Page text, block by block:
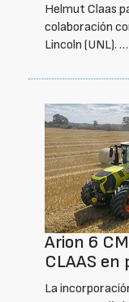
Helmut Claas
colaboración
Lincoln (UNL). …
Arion 6
CLAAS en
La